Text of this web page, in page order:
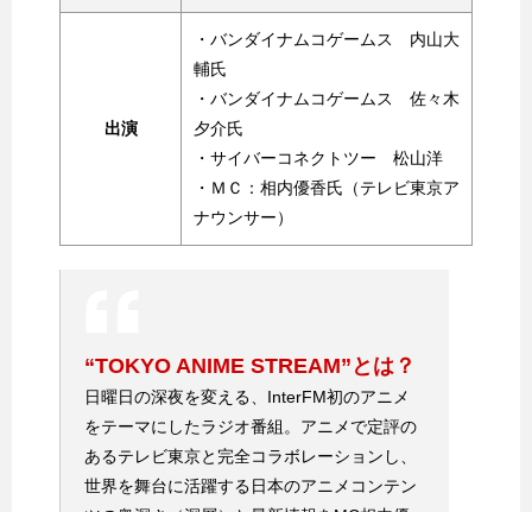
出演
・バンダイナムコゲームス 内山大
輔氏
・バンダイナムコゲームス 佐々木
夕介氏
・サイバーコネクトツー 松山洋
・ＭＣ：相内優香氏（テレビ東京ア
ナウンサー）
“TOKYO ANIME STREAM”とは？
日曜日の深夜を変える、InterFM初のアニメ
をテーマにしたラジオ番組。アニメで定評の
あるテレビ東京と完全コラボレーションし、
世界を舞台に活躍する日本のアニメコンテン